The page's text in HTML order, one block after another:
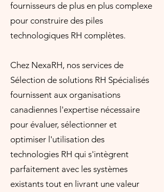
fournisseurs de plus en plus complexe
pour construire des piles
technologiques RH complètes.
Chez NexaRH, nos services de
Sélection de solutions RH Spécialisés
fournissent aux organisations
canadiennes l'expertise nécessaire
pour évaluer, sélectionner et
optimiser l'utilisation des
technologies RH qui s'intègrent
parfaitement avec les systèmes
existants tout en livrant une valeur